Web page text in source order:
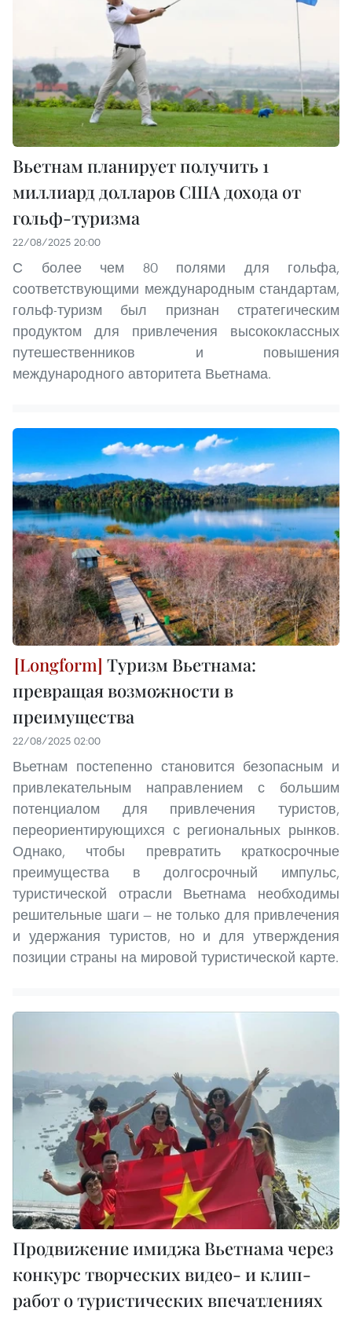
Вьетнам планирует получить 1
миллиард долларов США дохода от
гольф-туризма
22/08/2025 20:00
С более чем 80 полями для гольфа,
соответствующими международным стандартам,
гольф-туризм был признан стратегическим
продуктом для привлечения высококлассных
путешественников и повышения
международного авторитета Вьетнама.
Туризм Вьетнама:
превращая возможности в
преимущества
22/08/2025 02:00
Вьетнам постепенно становится безопасным и
привлекательным направлением с большим
потенциалом для привлечения туристов,
переориентирующихся с региональных рынков.
Однако, чтобы превратить краткосрочные
преимущества в долгосрочный импульс,
туристической отрасли Вьетнама необходимы
решительные шаги — не только для привлечения
и удержания туристов, но и для утверждения
позиции страны на мировой туристической карте.
Продвижение имиджа Вьетнама через
конкурс творческих видео- и клип-
работ о туристических впечатлениях